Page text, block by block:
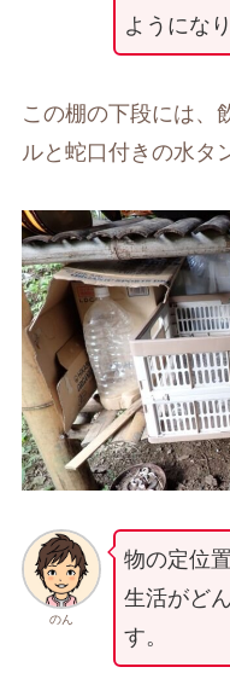
ようにな
この棚の下段には、
ルと蛇口付きの水タ
のん
物の定位
生活がど
す。